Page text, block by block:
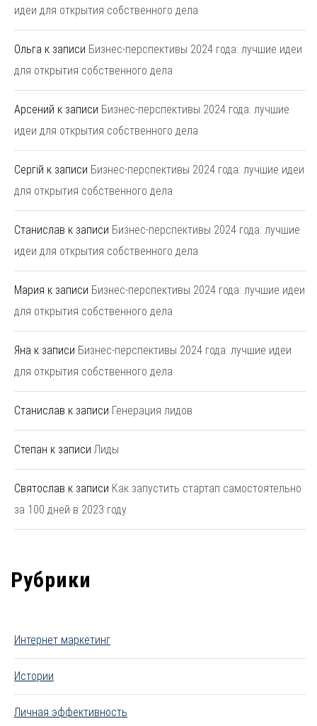
идеи для открытия собственного дела
Ольга к записи Бизнес-перспективы 2024 года: лучшие идеи
для открытия собственного дела
Арсений к записи Бизнес-перспективы 2024 года: лучшие
идеи для открытия собственного дела
Сергій к записи Бизнес-перспективы 2024 года: лучшие идеи
для открытия собственного дела
Станислав к записи Бизнес-перспективы 2024 года: лучшие
идеи для открытия собственного дела
Мария к записи Бизнес-перспективы 2024 года: лучшие идеи
для открытия собственного дела
Яна к записи Бизнес-перспективы 2024 года: лучшие идеи
для открытия собственного дела
Станислав к записи Генерация лидов
Степан к записи Лиды
Святослав к записи Как запустить стартап самостоятельно
за 100 дней в 2023 году
Рубрики
Интернет маркетинг
Истории
Личная эффективность